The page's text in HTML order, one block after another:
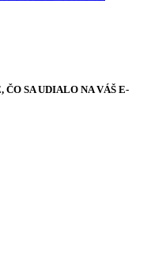
ČO SA UDIALO NA VÁŠ E-